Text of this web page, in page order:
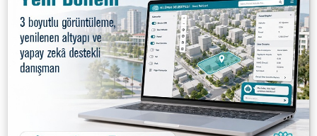
BOZBEY GÜMÜŞTEPE’DE İFTAR SOFRASI’NDA
Nilüfer Belediyesi’nin geleneksel iftar yemekleri de
Gümüştepe Mahallesi ile devam etti. Nilüfer Belediye
Başkanı Mustafa Bozbey, Gümüştepe Mahallesi’nde
kurulan iftar sofrasında halkla birlikte yer aldı.